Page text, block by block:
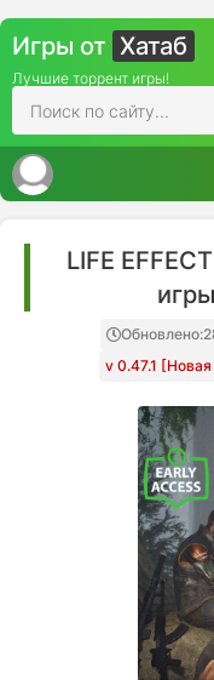
Игры от Хатаб
Лучшие торрент игры!
LIFE
Обновлено:
v 0.47.1